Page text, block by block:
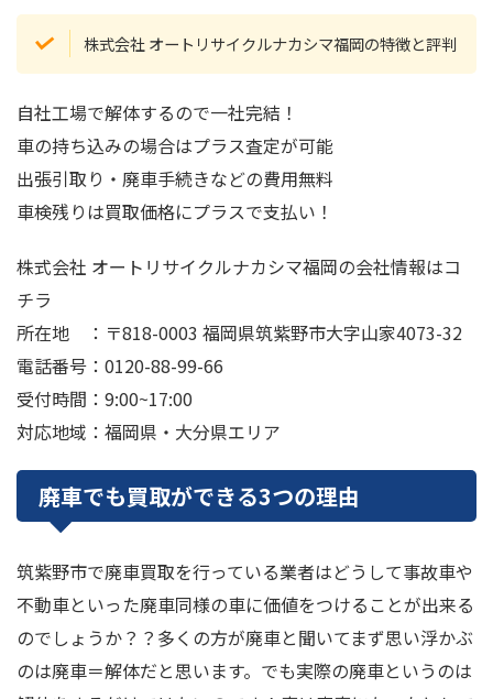
株式会社 オートリサイクルナカシマ福岡の特徴と評判
自社工場で解体するので一社完結！
車の持ち込みの場合はプラス査定が可能
出張引取り・廃車手続きなどの費用無料
車検残りは買取価格にプラスで支払い！
株式会社 オートリサイクルナカシマ福岡の会社情報はコ
チラ
所在地 ：〒818-0003 福岡県筑紫野市大字山家4073-32
電話番号：0120-88-99-66
受付時間：9:00~17:00
対応地域：福岡県・大分県エリア
廃車でも買取ができる3つの理由
筑紫野市で廃車買取を行っている業者はどうして事故車や
不動車といった廃車同様の車に価値をつけることが出来る
のでしょうか？？多くの方が廃車と聞いてまず思い浮かぶ
のは廃車＝解体だと思います。でも実際の廃車というのは